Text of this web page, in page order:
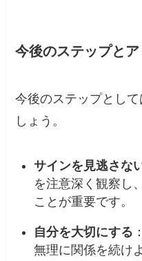
今後のステップと
今後のステップとし
しょう。
サインを見逃さな
を注意深く観察し
ことが重要です。
自分を大切にする
無理に関係を続け